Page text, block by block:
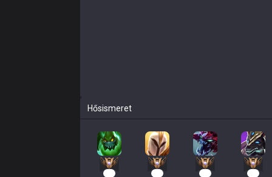
Hősismeret